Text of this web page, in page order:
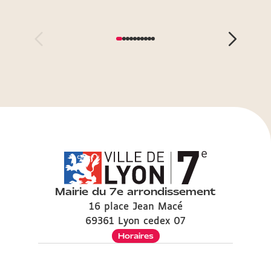
Mairie du 7e arrondissement
16 place Jean Macé
69361 Lyon cedex 07
Horaires